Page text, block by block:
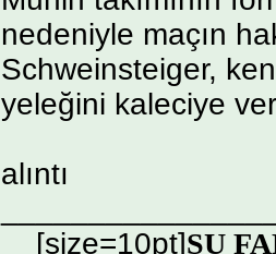
nedeniyle maçın
Schweinsteiger,
yeleğini kaleciye
alıntı
[size=10pt]ŞU